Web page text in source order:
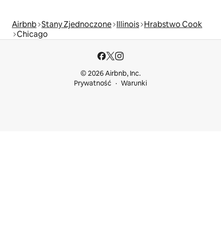
Airbnb Stany Zjednoczone Illinois Hrabstwo Cook
Chicago
© 2026 Airbnb, Inc.
Prywatność
Warunki